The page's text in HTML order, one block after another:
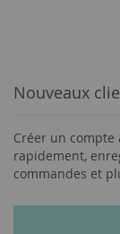
Nouveaux
Créer un
rapidement,
commandes et